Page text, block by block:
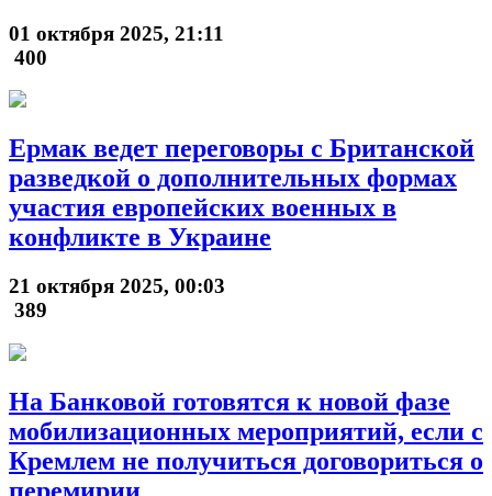
01 октября 2025, 21:11
400
Ермак ведет переговоры с Британской
разведкой о дополнительных формах
участия европейских военных в
конфликте в Украине
21 октября 2025, 00:03
389
На Банковой готовятся к новой фазе
мобилизационных мероприятий, если с
Кремлем не получиться договориться о